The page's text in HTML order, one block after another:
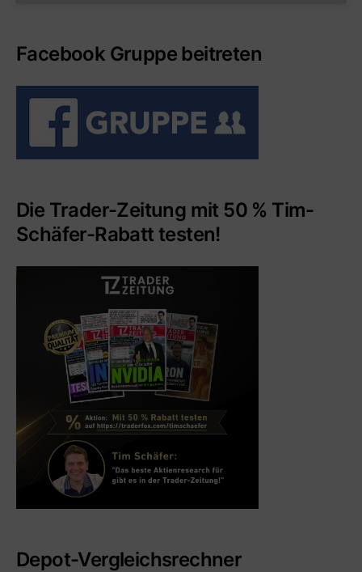
Facebook Gruppe beitreten
Die Trader-Zeitung mit 50 % Tim-
Schäfer-Rabatt testen!
Depot-Vergleichsrechner